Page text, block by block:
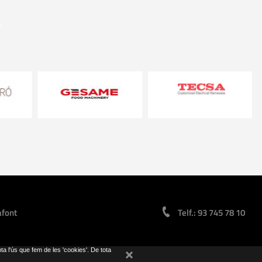
l'ús que fem de les 'cookies'. De tota
Telf.: 93 745 78 10